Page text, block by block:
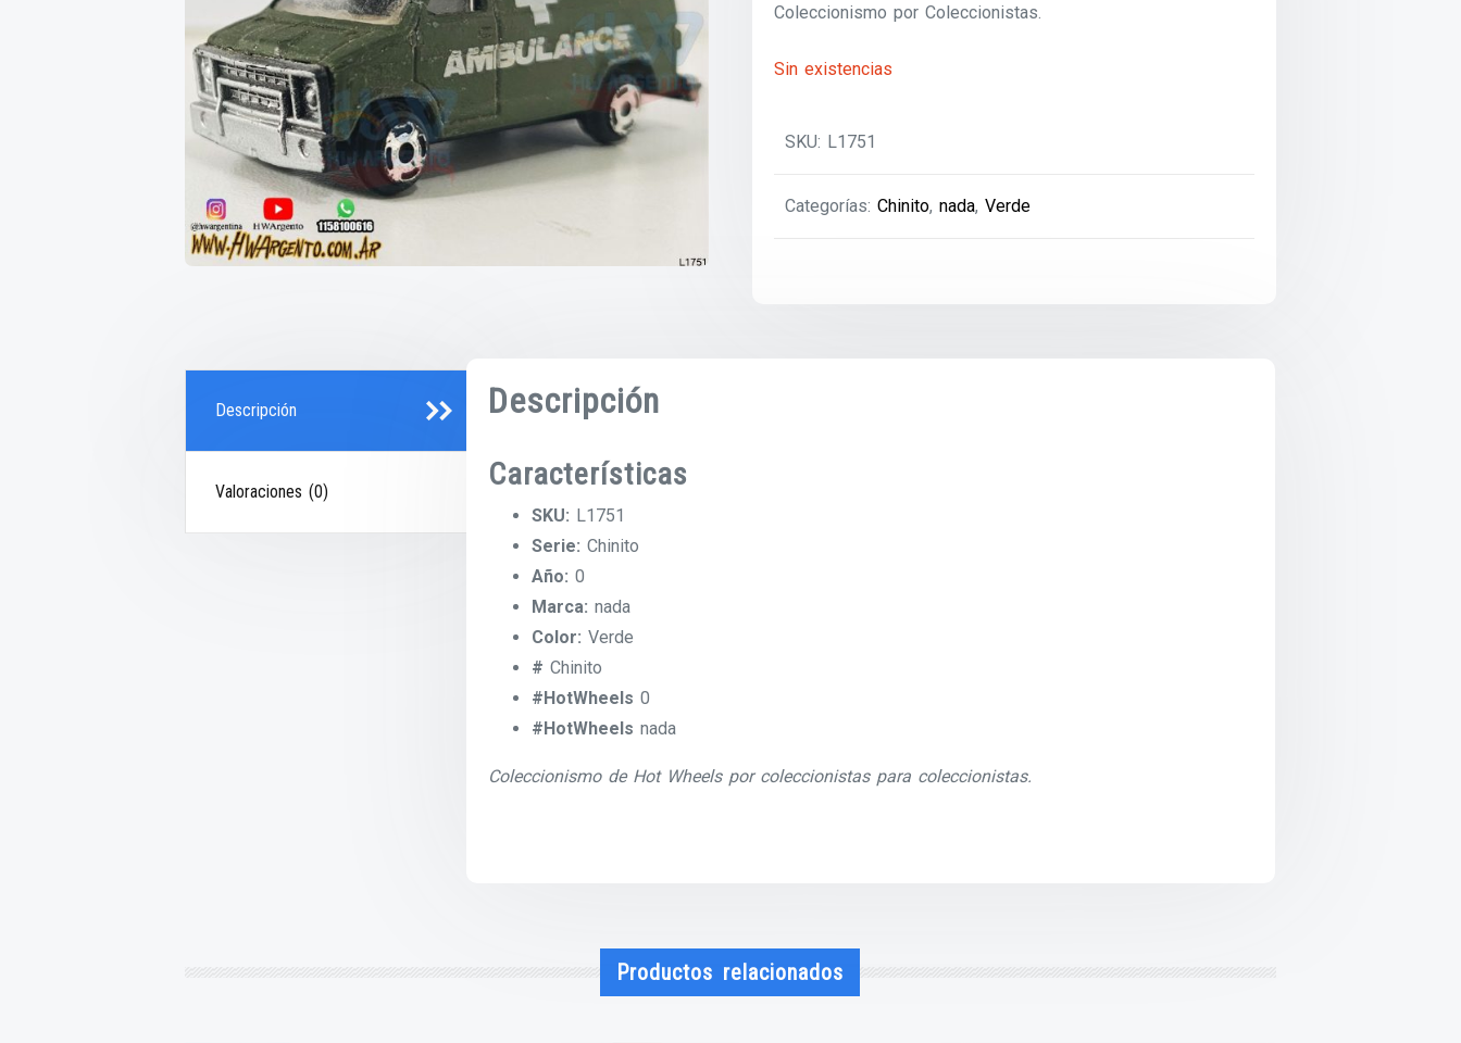
Coleccionismo por Coleccionistas.
Sin existencias
SKU: L1751
Categorías:Chinito,nada,Verde
Descripción
Valoraciones (0)
Descripción
Características
SKU: L1751
Serie: Chinito
Año: 0
Marca: nada
Color: Verde
# Chinito
#HotWheels 0
#HotWheels nada
Coleccionismo de Hot Wheels por coleccionistas para coleccionistas.
Productos relacionados